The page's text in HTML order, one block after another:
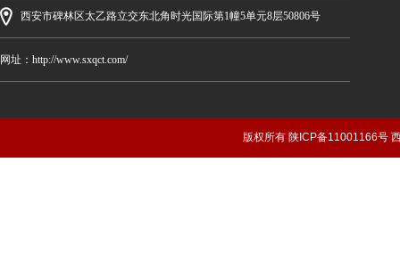
西安市碑林区太乙路立交东北角时光国际第1幢5单元8层50806号
网址：http://www.sxqct.com/
版权所有 陕ICP备11001166号